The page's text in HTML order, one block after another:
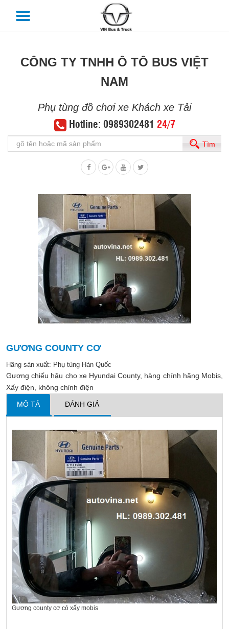
CÔNG TY TNHH Ô TÔ BUS VIỆT
NAM
Phụ tùng đồ chơi xe Khách xe Tải
Hotline: 0989302481 24/7
Tìm
GƯƠNG COUNTY CƠ
Hãng sản xuất: Phụ tùng Hàn Quốc
Gương chiếu hậu cho xe Hyundai County, hàng chính hãng Mobis,
Xấy điện, không chỉnh điện
MÔ TẢ ĐÁNH GIÁ
Gương county cơ có xấy mobis